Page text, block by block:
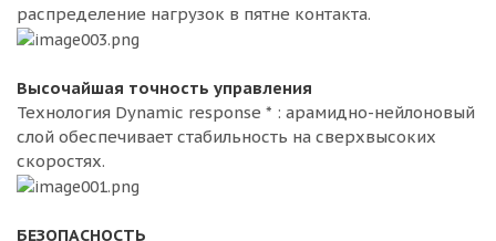
распределение нагрузок в пятне контакта.
Высочайшая точность управления
Технология Dynamic response * : арамидно-нейлоновый
слой обеспечивает стабильность на сверхвысоких
скоростях.
БЕЗОПАСНОСТЬ